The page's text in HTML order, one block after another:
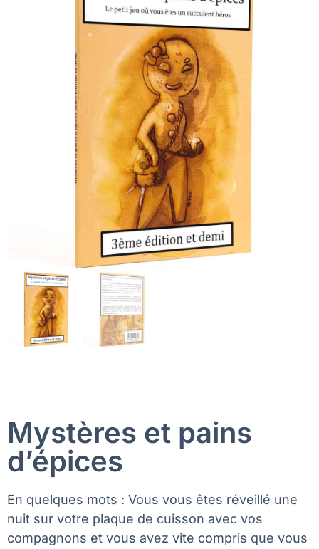
Mystères et pains
d’épices
En quelques mots : Vous vous êtes réveillé une
nuit sur votre plaque de cuisson avec vos
compagnons et vous avez vite compris que vous